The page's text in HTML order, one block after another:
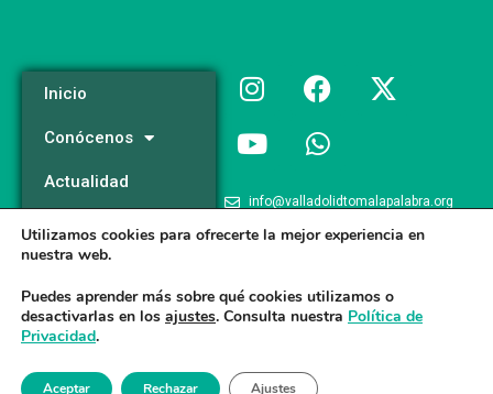
Inicio
Conócenos
Actualidad
Programa
info@valladolidtomalapalabra.org
+34 983 426 124
Utilizamos cookies para ofrecerte la mejor experiencia en
nuestra web.
Puedes aprender más sobre qué cookies utilizamos o
desactivarlas en los ajustes. Consulta nuestra Política de
Privacidad.
Aceptar Rechazar Ajustes